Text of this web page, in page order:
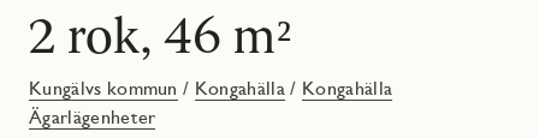
2 rok, 46 m²
Kungälvs kommun / Kongahälla / Kongahälla
Ägarlägenheter